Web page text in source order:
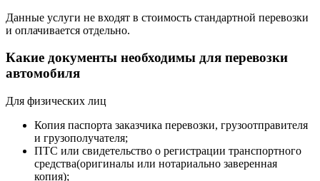
Данные услуги не входят в стоимость стандартной перевозки
и оплачивается отдельно.
Какие документы необходимы для перевозки
автомобиля
Для физических лиц
Копия паспорта заказчика перевозки, грузоотправителя
и грузополучателя;
ПТС или свидетельство о регистрации транспортного
средства(оригиналы или нотариально заверенная
копия);